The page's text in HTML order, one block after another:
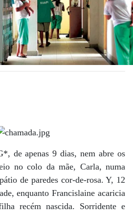
de apenas 9 dias, nem abre os
no colo da mãe, Carla, numa
de paredes cor-de-rosa. Y, 12
enquanto Francislaine acaricia
recém nascida. Sorridente e